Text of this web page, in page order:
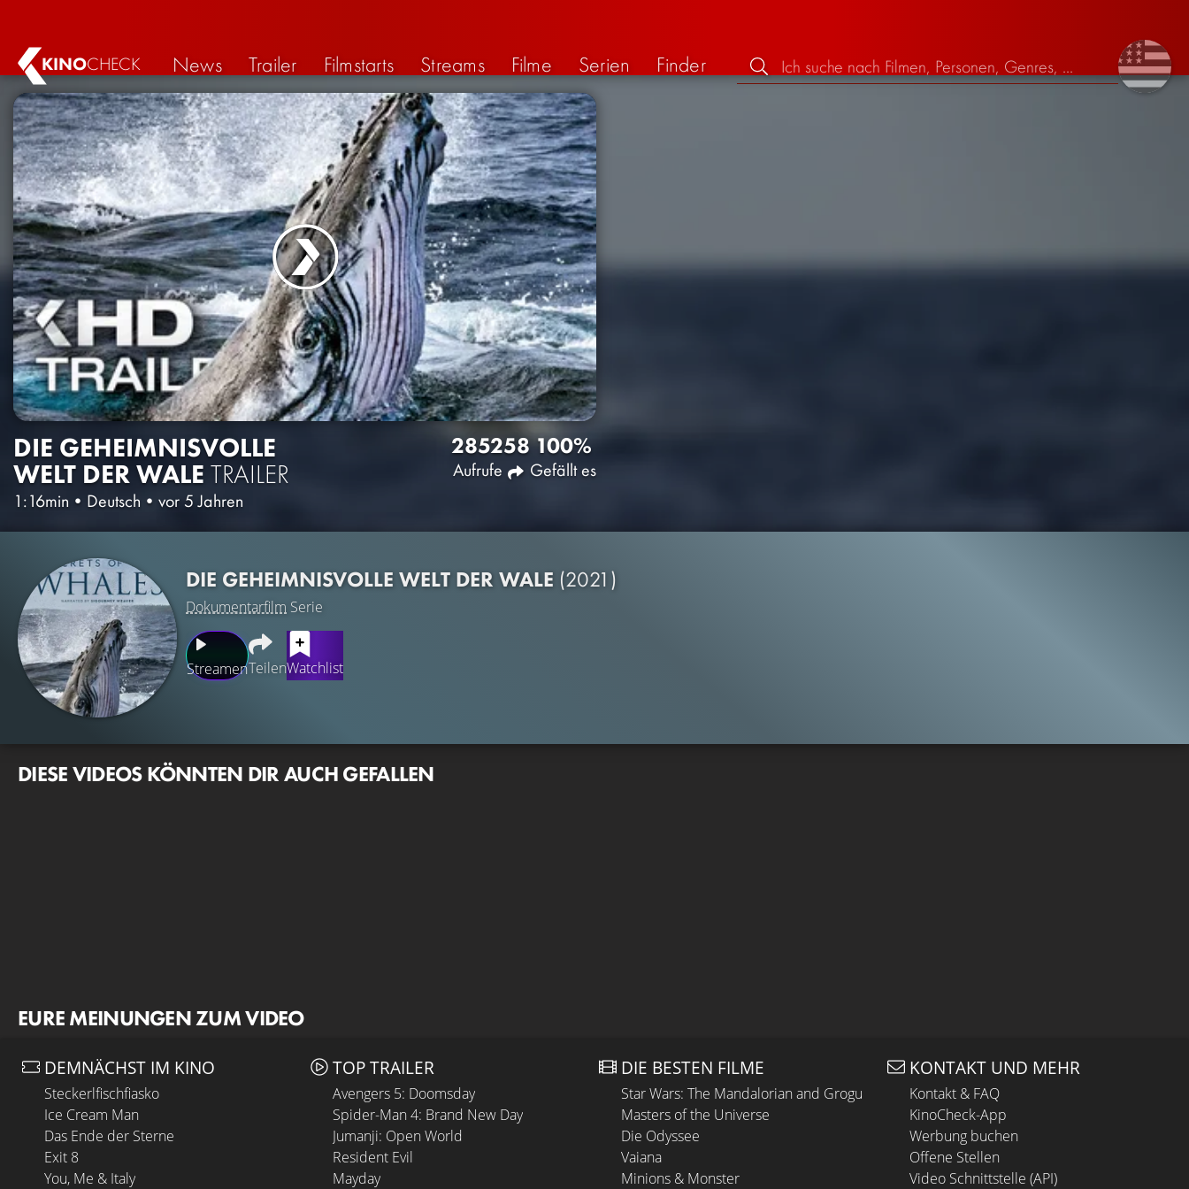
KINOCHECK News Trailer Filmstarts Streams Filme Serien Finder
DIE GEHEIMNISVOLLE
WELT DER WALE TRAILER
1:16min • Deutsch • vor 5 Jahren
2852
Aufrufe
58100%
Gefällt es
DIE GEHEIMNISVOLLE WELT DER WALE (2021)
Dokumentarfilm Serie
StreamenTeilenWatchlist
DIESE VIDEOS KÖNNTEN DIR AUCH GEFALLEN
EURE MEINUNGEN ZUM VIDEO
DEMNÄCHST IM KINO
Steckerlfischfiasko
Ice Cream Man
Das Ende der Sterne
Exit 8
You, Me & Italy
TOP TRAILER
Avengers 5: Doomsday
Spider-Man 4: Brand New Day
Jumanji: Open World
Resident Evil
Mayday
DIE BESTEN FILME
Star Wars: The Mandalorian and Grogu
Masters of the Universe
Die Odyssee
Vaiana
Minions & Monster
KONTAKT UND MEHR
Kontakt & FAQ
KinoCheck-App
Werbung buchen
Offene Stellen
Video Schnittstelle (API)